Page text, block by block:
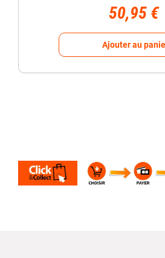
50,95 €
Ajouter au